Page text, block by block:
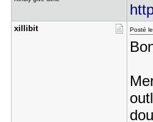
xillibit Posté